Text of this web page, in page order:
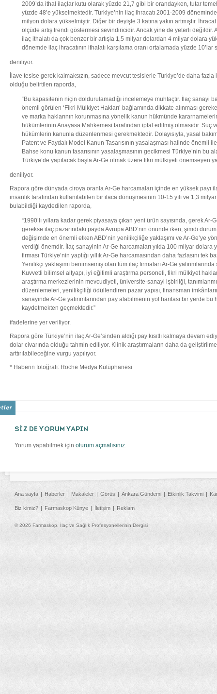
2009’da ithal ilaçlar kutu olarak yüzde 21,7 gibi bir orandayken, tutar
yüzde 48’e yükselmektedir. Türkiye’nin ilaç ihracatı 2001-2009
milyon dolara yükselmiştir. Diğer bir deyişle 3 katına yakın artmıştır.
ölçüde artış trendi göstermesi sevindiricidir. Ancak yine de yeterli değildir.
ilaç ithalatı da çok benzer bir artışla 1,5 milyar dolardan 4 milyar dolara
dönemde ilaç ihracatının ithalatı karşılama oranı ortalamada yüzde 10’lar
deniliyor.
İlave tesise gerek kalmaksızın, sadece mevcut tesislerle Türkiye’de daha
olduğu belirtilen raporda,
“Bu kapasitenin niçin doldurulamadığı incelemeye muhtaçtır. İlaç sanayi
önemli görülen ‘Fikri Mülkiyet Hakları’ bağlamında dikkate alınması
ve marka haklarının korunmasına yönelik kanun hükmünde
hükümlerinin Anayasa Mahkemesi tarafından iptal edilmiş olmasıdır. Suç
hükümlerin kanunla düzenlenmesi gerekmektedir. Dolayısıyla, yasal
Patent ve Faydalı Model Kanun Tasarısının yasalaşması halinde önemli
Bahse konu kanun tasarısının yasalaşmasının gecikmesi Türkiye’nin bu
Türkiye’de yapılacak başta Ar-Ge olmak üzere fikri mülkiyeti önemseyen
deniliyor.
Rapora göre dünyada ciroya oranla Ar-Ge harcamaları içinde en yüksek payı
insanlık tarafından kullanılabilen bir ilaca dönüşmesinin 10-15 yılı ve 1,3 milyar
bulabildiği kaydedilen raporda,
“1990’lı yıllara kadar gerek piyasaya çıkan yeni ürün sayısında, gerek Ar-
gerekse ilaç pazarındaki payda Avrupa ABD’nin önünde iken, şimdi
değişimde en önemli etken ABD’nin yenilikçiliğe yaklaşımı ve Ar-Ge’ye
verdiği önemdir. İlaç sanayinin Ar-Ge harcamaları yılda 100 milyar dolara
firması Türkiye’nin yaptığı yıllık Ar-Ge harcamasından daha fazlasını tek
Yenilikçi yaklaşımı benimsemiş olan tüm ilaç firmaları Ar-Ge
Kuvvetli bilimsel altyapı, iyi eğitimli araştırma personeli, fikri mülkiyet
araştırma merkezlerinin mevcudiyeti, üniversite-sanayi işbirliği,
düzenlemeleri, yenilikçiliği ödüllendiren pazar yapısı, finansman
sanayinde Ar-Ge yatırımlarından pay alabilmenin yol haritası bir yerde
kaydetmekten geçmektedir.”
ifadelerine yer veriliyor.
Rapora göre Türkiye’nin ilaç Ar-Ge’sinden aldığı pay kısıtlı kalmaya devam
dolar civarında olduğu tahmin ediliyor. Klinik araştırmaların daha da
arttırılabileceğine vurgu yapılıyor.
* Haberin fotoğrafı: Roche Medya Kütüphanesi
SİZ DE YORUM YAPIN
Yorum yapabilmek için oturum açmalısınız.
Ana sayfa Haberler Makaleler Görüş Ankara Gündemi Etkinlik Takvimi
Biz kimiz? Farmaskop Künye İletişim Reklam
© 2026 Farmaskop, İlaç ve Sağlık Profesyonellerinin Dergisi